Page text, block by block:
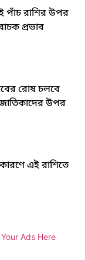
পাঁচ রাশির উপর
প্রভাব
রোষ চলবে
উপর
এই রাশিতে
Ads Here